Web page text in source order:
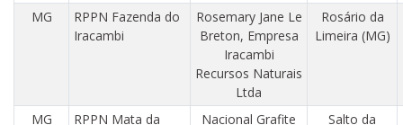
MG
RPPN Fazenda do
Iracambi
Rosemary Jane Le
Breton, Empresa
Iracambi
Recursos Naturais
Ltda
Rosário da
Limeira (MG)
MG
RPPN Mata da
Nacional Grafite
Salto da